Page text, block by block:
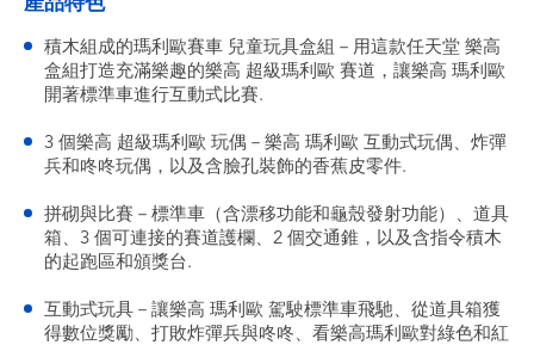
積木組成的瑪利歐賽車 兒童玩具盒組－用這款任天堂 樂高
盒組打造充滿樂趣的樂高 超級瑪利歐 賽道，讓樂高 瑪利歐
開著標準車進行互動式比賽.
3 個樂高 超級瑪利歐 玩偶－樂高 瑪利歐 互動式玩偶、炸彈
兵和咚咚玩偶，以及含臉孔裝飾的香蕉皮零件.
拼砌與比賽－標準車（含漂移功能和龜殼發射功能）、道具
箱、3 個可連接的賽道護欄、2 個交通錐，以及含指令積木
的起跑區和頒獎台.
互動式玩具－讓樂高 瑪利歐 駕駛標準車飛馳、從道具箱獲
得數位獎勵、打敗炸彈兵與咚咚、看樂高瑪利歐對綠色和紅